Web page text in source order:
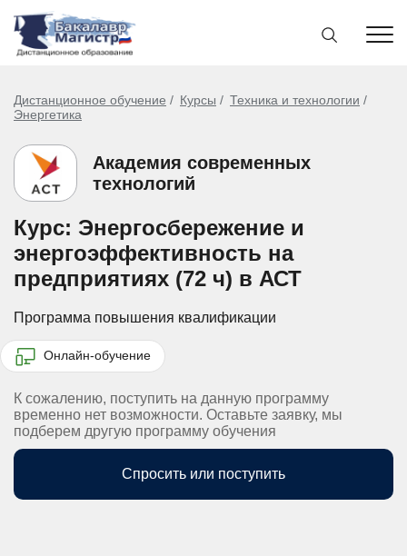
Дистанционное обучение Курсы
Техника и технологии
Энергетика
Академия современных
технологий
Курс: Энергосбережение и
энергоэффективность на
предприятиях (72 ч) в АСТ
Программа повышения квалификации
Онлайн-обучение
К сожалению, поступить на данную программу
временно нет возможности. Оставьте заявку, мы
подберем другую программу обучения
Спросить или поступить